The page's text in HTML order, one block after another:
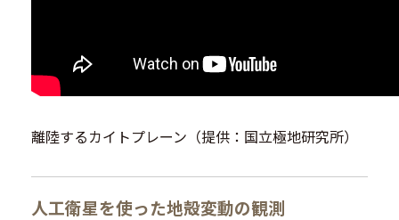
離陸するカイトプレーン（提供：国立極地研究所）
人工衛星を使った地殻変動の観測